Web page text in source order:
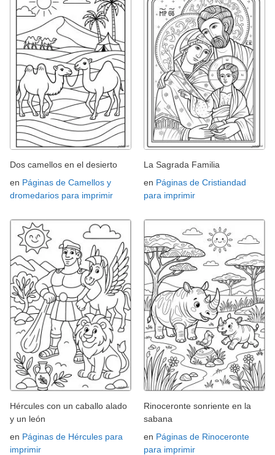
Dos camellos en el desierto
en Páginas de Camellos y
dromedarios para imprimir
La Sagrada Familia
en Páginas de Cristiandad
para imprimir
Hércules con un caballo alado
y un león
en Páginas de Hércules para
imprimir
Rinoceronte sonriente en la
sabana
en Páginas de Rinoceronte
para imprimir